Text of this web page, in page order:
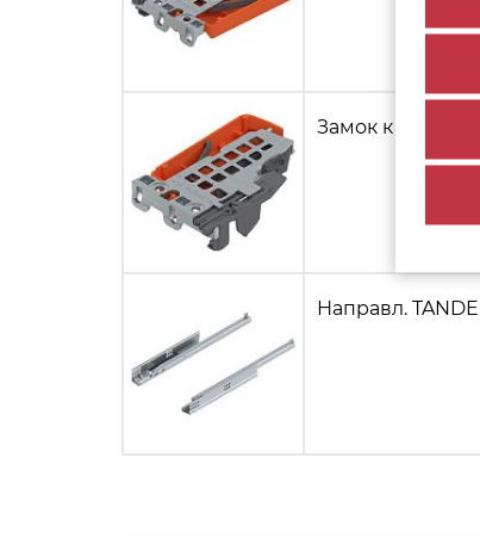
Замок к напр.
Направл.